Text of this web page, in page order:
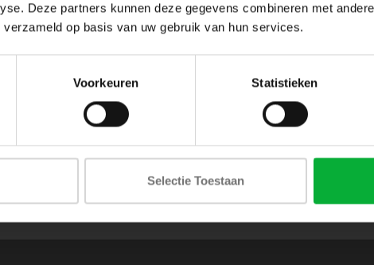
Deze partners kunnen deze gegevens combineren met
op basis van uw gebruik van hun services.
Voorkeuren Statistieken
Selectie Toestaan